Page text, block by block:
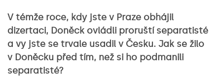
V témže roce, kdy jste v Praze obhájil
dizertaci, Doněck ovládli proruští separatisté
a vy jste se trvale usadil v Česku. Jak se žilo
v Doněcku před tím, než si ho podmanili
separatisté?